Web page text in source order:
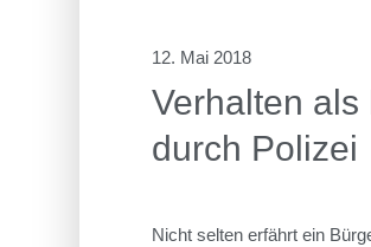
12. Mai 2018
Verhalten
durch Polizei
Nicht selten erfährt ein